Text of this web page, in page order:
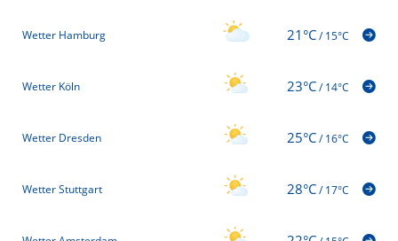
Wetter Hamburg 21°C/15°C
Wetter Köln 23°C/14°C
Wetter Dresden 25°C/16°C
Wetter Stuttgart 28°C/17°C